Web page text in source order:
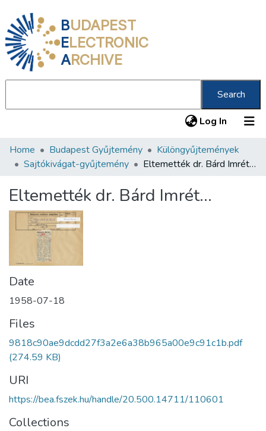
BUDAPEST
ELECTRONIC
ARCHIVE
Search
Log In (current)
Communities & Collections
Statistics
About us
Home Budapest Gyűjtemény
Különgyűjtemények
Sajtókivágat-gyűjtemény
Eltemették dr. Bárd Imrét…
Eltemették dr. Bárd Imrét…
Date
1958-07-18
Files
9818c90ae9dcdd27f3a2e6a38b965a00e9c91c1b.pdf
(274.59 KB)
URI
https://bea.fszek.hu/handle/20.500.14711/110601
Collections